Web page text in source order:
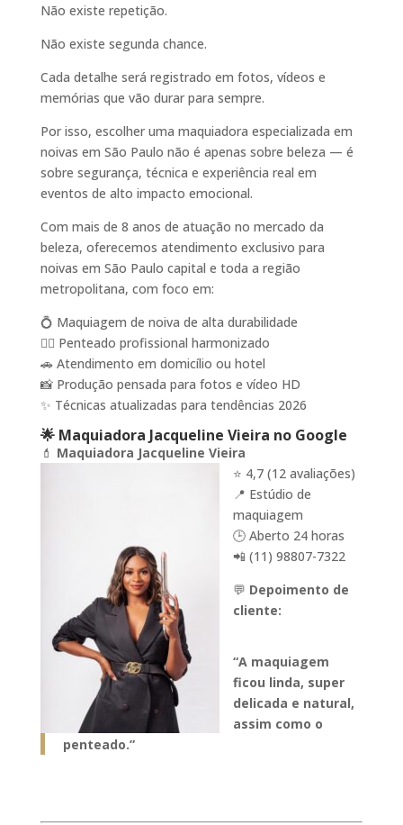
Não existe repetição.
Não existe segunda chance.
Cada detalhe será registrado em fotos, vídeos e
memórias que vão durar para sempre.
Por isso, escolher uma maquiadora especializada em
noivas em São Paulo não é apenas sobre beleza — é
sobre segurança, técnica e experiência real em
eventos de alto impacto emocional.
Com mais de 8 anos de atuação no mercado da
beleza, oferecemos atendimento exclusivo para
noivas em São Paulo capital e toda a região
metropolitana, com foco em:
💍 Maquiagem de noiva de alta durabilidade
💇‍♀️ Penteado profissional harmonizado
🚗 Atendimento em domicílio ou hotel
📸 Produção pensada para fotos e vídeo HD
✨ Técnicas atualizadas para tendências 2026
🌟 Maquiadora Jacqueline Vieira no Google
💄 Maquiadora Jacqueline Vieira
⭐ 4,7 (12 avaliações)
📍 Estúdio de
maquiagem
🕒 Aberto 24 horas
📲 (11) 98807-7322
💬 Depoimento de
cliente:
“A maquiagem
ficou linda, super
delicada e natural,
assim como o
penteado.”